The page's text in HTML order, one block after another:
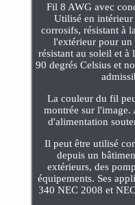
Fil 8 AWG avec
Utilisé en
corrosifs, résistant à
l'extérieur pour un
résistant au soleil et à
90 degrés Celsius et
La couleur du fil
montrée sur
d'alimentation
Il peut être utilisé
depuis un
extérieurs, des
équipements. Ses
340 NEC 2008 et